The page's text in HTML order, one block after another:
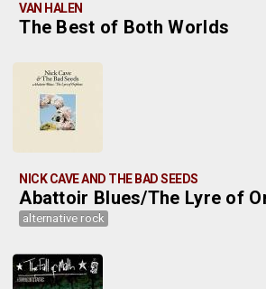
VAN HALEN
The Best of Both Worlds
NICK CAVE AND THE BAD SEEDS
Abattoir Blues/The Lyre of
alternative rock